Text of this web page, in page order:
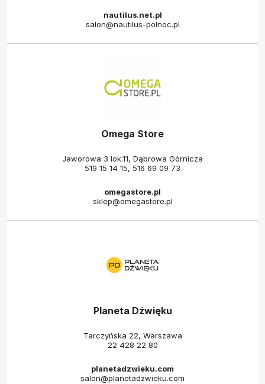
nautilus.net.pl
salon@nautilus-polnoc.pl
Omega Store
Jaworowa 3 lok.11, Dąbrowa Górnicza
519 15 14 15, 516 69 09 73
omegastore.pl
sklep@omegastore.pl
Planeta Dźwięku
Tarczyńska 22, Warszawa
22 428 22 80
planetadzwieku.com
salon@planetadzwieku.com